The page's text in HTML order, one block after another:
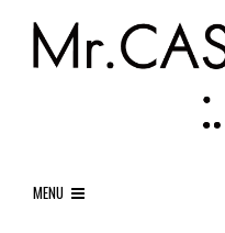
MENU